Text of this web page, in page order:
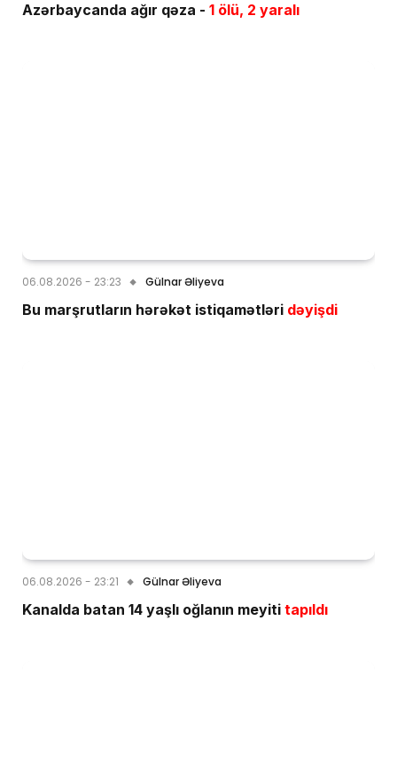
Azərbaycanda ağır qəza - 1 ölü, 2 yaralı
06.08.2026 - 23:23 Gülnar Əliyeva
Bu marşrutların hərəkət istiqamətləri dəyişdi
06.08.2026 - 23:21 Gülnar Əliyeva
Kanalda batan 14 yaşlı oğlanın meyiti tapıldı